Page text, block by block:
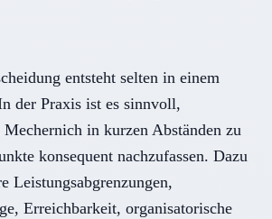
entsteht selten in einem
der Praxis ist es sinnvoll,
in kurzen Abständen zu
konsequent nachzufassen. Dazu
Leistungsabgrenzungen,
Erreichbarkeit, organisatorische